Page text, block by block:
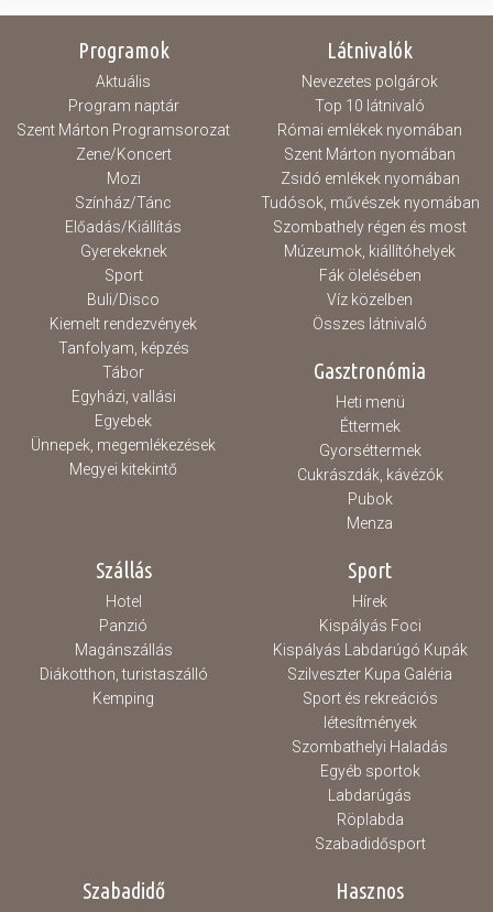
Programok
Aktuális
Program naptár
Szent Márton Programsorozat
Zene/Koncert
Mozi
Színház/Tánc
Előadás/Kiállítás
Gyerekeknek
Sport
Buli/Disco
Kiemelt rendezvények
Tanfolyam, képzés
Tábor
Egyházi, vallási
Egyebek
Ünnepek, megemlékezések
Megyei kitekintő
Látnivalók
Nevezetes polgárok
Top 10 látnivaló
Római emlékek nyomában
Szent Márton nyomában
Zsidó emlékek nyomában
Tudósok, művészek nyomában
Szombathely régen és most
Múzeumok, kiállítóhelyek
Fák ölelésében
Víz közelben
Összes látnivaló
Gasztronómia
Heti menü
Éttermek
Gyorséttermek
Cukrászdák, kávézók
Pubok
Menza
Szállás
Hotel
Panzió
Magánszállás
Diákotthon, turistaszálló
Kemping
Sport
Hírek
Kispályás Foci
Kispályás Labdarúgó Kupák
Szilveszter Kupa Galéria
Sport és rekreációs
létesítmények
Szombathelyi Haladás
Egyéb sportok
Labdarúgás
Röplabda
Szabadidősport
Szabadidő Hasznos